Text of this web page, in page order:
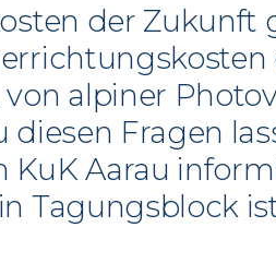
der
alpiner
diesen Fragen
KuK Aarau
Tagungsblock